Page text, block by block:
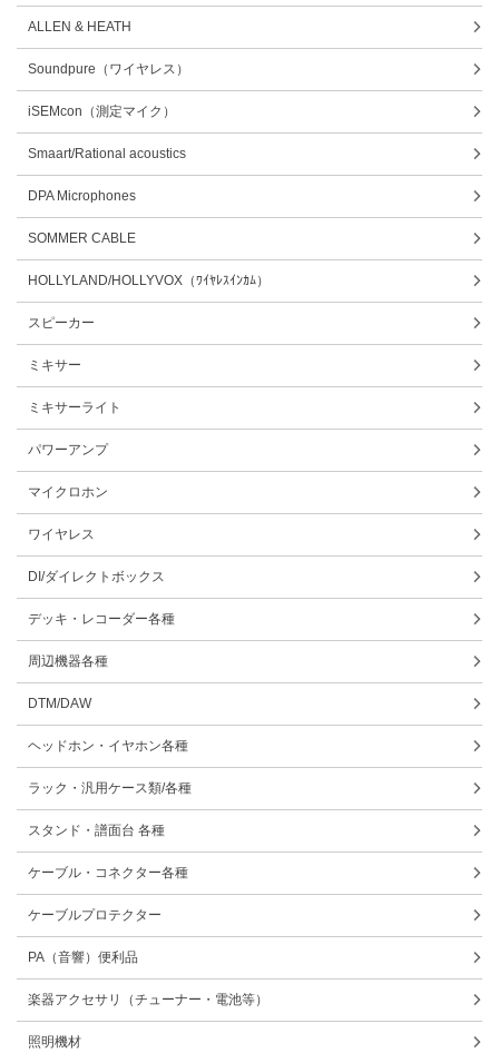
ALLEN & HEATH
Soundpure（ワイヤレス）
iSEMcon（測定マイク）
Smaart/Rational acoustics
DPA Microphones
SOMMER CABLE
HOLLYLAND/HOLLYVOX（ﾜｲﾔﾚｽｲﾝｶﾑ）
スピーカー
ミキサー
ミキサーライト
パワーアンプ
マイクロホン
ワイヤレス
DI/ダイレクトボックス
デッキ・レコーダー各種
周辺機器各種
DTM/DAW
ヘッドホン・イヤホン各種
ラック・汎用ケース類/各種
スタンド・譜面台 各種
ケーブル・コネクター各種
ケーブルプロテクター
PA（音響）便利品
楽器アクセサリ（チューナー・電池等）
照明機材